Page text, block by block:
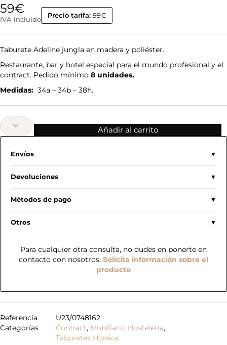
59€
IVA incluido Precio tarifa: 99€
Taburete Adeline jungla en madera y poliéster.
Restaurante, bar y hotel especial para el mundo profesional y el
contract. Pedido mínimo 8 unidades.
Medidas: 34a – 34b – 38h.
Añadir al carrito
Envíos
Devoluciones
Métodos de pago
Otros
Para cualquier otra consulta, no dudes en ponerte en
contacto con nosotros: Solicita información sobre el
producto
Referencia
U23/0748162
Categorías
Contract, Mobiliario Hostelería,
Taburetes Horeca